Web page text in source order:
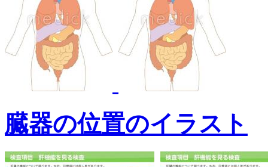
臓器の位置のイラスト